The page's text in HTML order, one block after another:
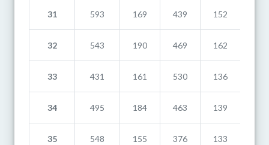
31 593 169 439 152
32 543 190 469 162
33 431 161 530 136
34 495 184 463 139
35 548 155 376 133